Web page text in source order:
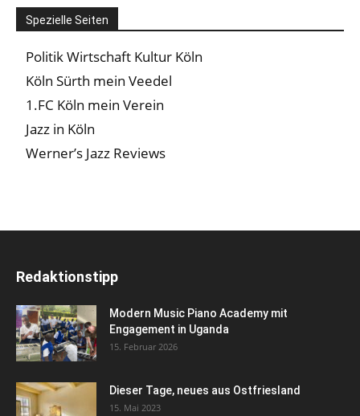
Spezielle Seiten
Politik Wirtschaft Kultur Köln
Köln Sürth mein Veedel
1.FC Köln mein Verein
Jazz in Köln
Werner’s Jazz Reviews
Redaktionstipp
Modern Music Piano Academy mit
Engagement in Uganda
15. Februar 2026
Dieser Tage, neues aus Ostfriesland
15. Mai 2023